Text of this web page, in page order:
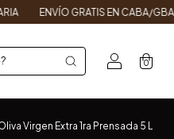
EN CABA/GBA DESDE $150.000
0
Virgen Extra 1ra Prensada 5 L